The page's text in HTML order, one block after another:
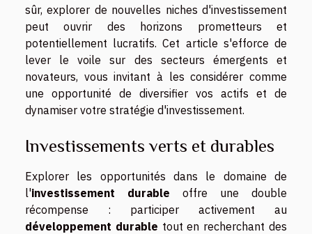
sûr, explorer de nouvelles niches d'investissement
peut ouvrir des horizons prometteurs et
potentiellement lucratifs. Cet article s'efforce de
lever le voile sur des secteurs émergents et
novateurs, vous invitant à les considérer comme
une opportunité de diversifier vos actifs et de
dynamiser votre stratégie d'investissement.
Investissements verts et durables
Explorer les opportunités dans le domaine de
l'investissement durable offre une double
récompense : participer activement au
développement durable tout en recherchant des